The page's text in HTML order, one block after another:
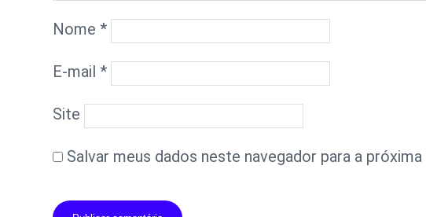
Nome*
E-mail*
Site
Salvar meus dados neste navegador para a